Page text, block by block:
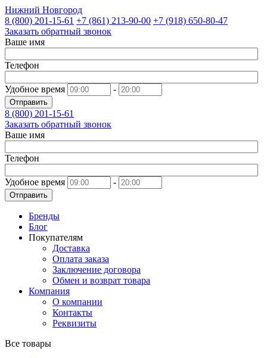
Нижний Новгород
8 (800) 201-15-61 +7 (861) 213-90-00 +7 (918) 650-80-47
Заказать обратный звонок
Ваше имя
Телефон
Удобное время -
Отправить
8 (800) 201-15-61
Заказать обратный звонок
Ваше имя
Телефон
Удобное время -
Отправить
Бренды
Блог
Покупателям
Доставка
Оплата заказа
Заключение договора
Обмен и возврат товара
Компания
О компании
Контакты
Реквизиты
Все товары